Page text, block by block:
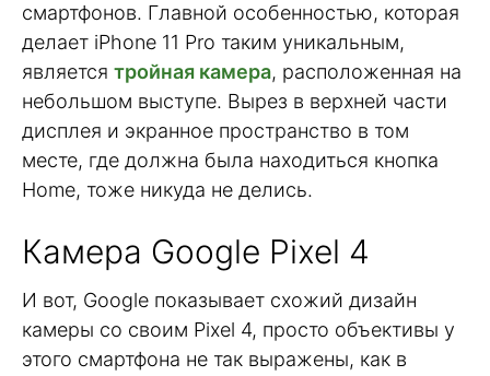
смартфонов. Главной особенностью, которая
делает iPhone 11 Pro таким уникальным,
является тройная камера, расположенная на
небольшом выступе. Вырез в верхней части
дисплея и экранное пространство в том
месте, где должна была находиться кнопка
Home, тоже никуда не делись.
Камера Google Pixel 4
И вот, Google показывает схожий дизайн
камеры со своим Pixel 4, просто объективы у
этого смартфона не так выражены, как в